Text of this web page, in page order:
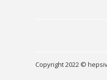
Copyright 2022 ©